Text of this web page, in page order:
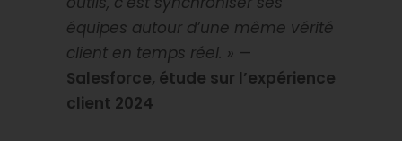
équipes autour d’une même vérité
client en temps réel. » —
Salesforce, étude sur l’expérience
client 2024